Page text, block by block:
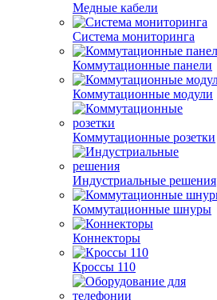
Медные кабели
Система мониторинга
Коммутационные панели
Коммутационные модули
Коммутационные розетки
Индустриальные решения
Коммутационные шнуры
Коннекторы
Кроссы 110